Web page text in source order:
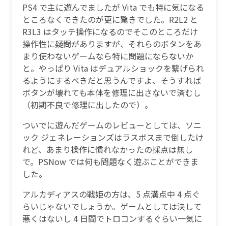
PS4 で主に遊んでましたが Vita でも特に気になる
ところなくできたのが更に驚きでした。R2L2 と
R3L3 はタッチ操作になるのでそこのところだけ
操作性に疑問がありますが、それらのボタンをあ
まり使わないゲームなら特に問題にならないか
と。やっぱり Vita はデュアルショックを繋げられ
るようにするべきだと思うんですよ、そうすれば
ボタンが壊れても本体を修理に出さないで済むし
（初期不良で修理に出したので）。
ついでに遊んだゲームのレビューとしては、ソニ
ック ジェネレーションズはラスボスまで倒したけ
れど、あまり操作に慣れなかったの採点は無し
で。PSNow では何も問題なく遊ぶことができま
した。
アルカディアスの戦姫の方は、5 点満点中 4 点ぐ
らいじゃないでしょうか。ゲームとしては決して
悪くはないし 4 日間でトロコンするぐらい一気に